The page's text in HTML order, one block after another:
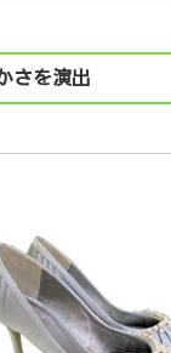
さを演出